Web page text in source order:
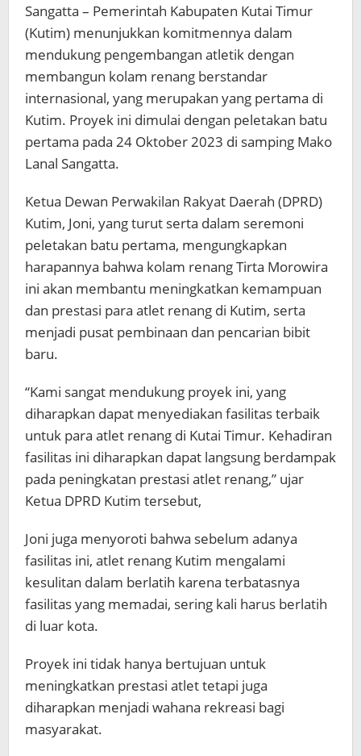
Sangatta – Pemerintah Kabupaten Kutai Timur
(Kutim) menunjukkan komitmennya dalam
mendukung pengembangan atletik dengan
membangun kolam renang berstandar
internasional, yang merupakan yang pertama di
Kutim. Proyek ini dimulai dengan peletakan batu
pertama pada 24 Oktober 2023 di samping Mako
Lanal Sangatta.
Ketua Dewan Perwakilan Rakyat Daerah (DPRD)
Kutim, Joni, yang turut serta dalam seremoni
peletakan batu pertama, mengungkapkan
harapannya bahwa kolam renang Tirta Morowira
ini akan membantu meningkatkan kemampuan
dan prestasi para atlet renang di Kutim, serta
menjadi pusat pembinaan dan pencarian bibit
baru.
“Kami sangat mendukung proyek ini, yang
diharapkan dapat menyediakan fasilitas terbaik
untuk para atlet renang di Kutai Timur. Kehadiran
fasilitas ini diharapkan dapat langsung berdampak
pada peningkatan prestasi atlet renang,” ujar
Ketua DPRD Kutim tersebut,
Joni juga menyoroti bahwa sebelum adanya
fasilitas ini, atlet renang Kutim mengalami
kesulitan dalam berlatih karena terbatasnya
fasilitas yang memadai, sering kali harus berlatih
di luar kota.
Proyek ini tidak hanya bertujuan untuk
meningkatkan prestasi atlet tetapi juga
diharapkan menjadi wahana rekreasi bagi
masyarakat.